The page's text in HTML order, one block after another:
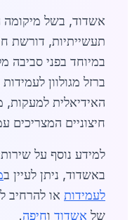
אשדוד, בשל מיקומה
תעשייתיות, דורשת
במיוחד בפני סביבה
ברזל מגולוון
האידיאלית למעקות,
חיצוניים המצריכים
למידע נוסף על
באשדוד, ניתן לעיין ב
לעמידות או להרחיב
של אשדוד וחיפה.